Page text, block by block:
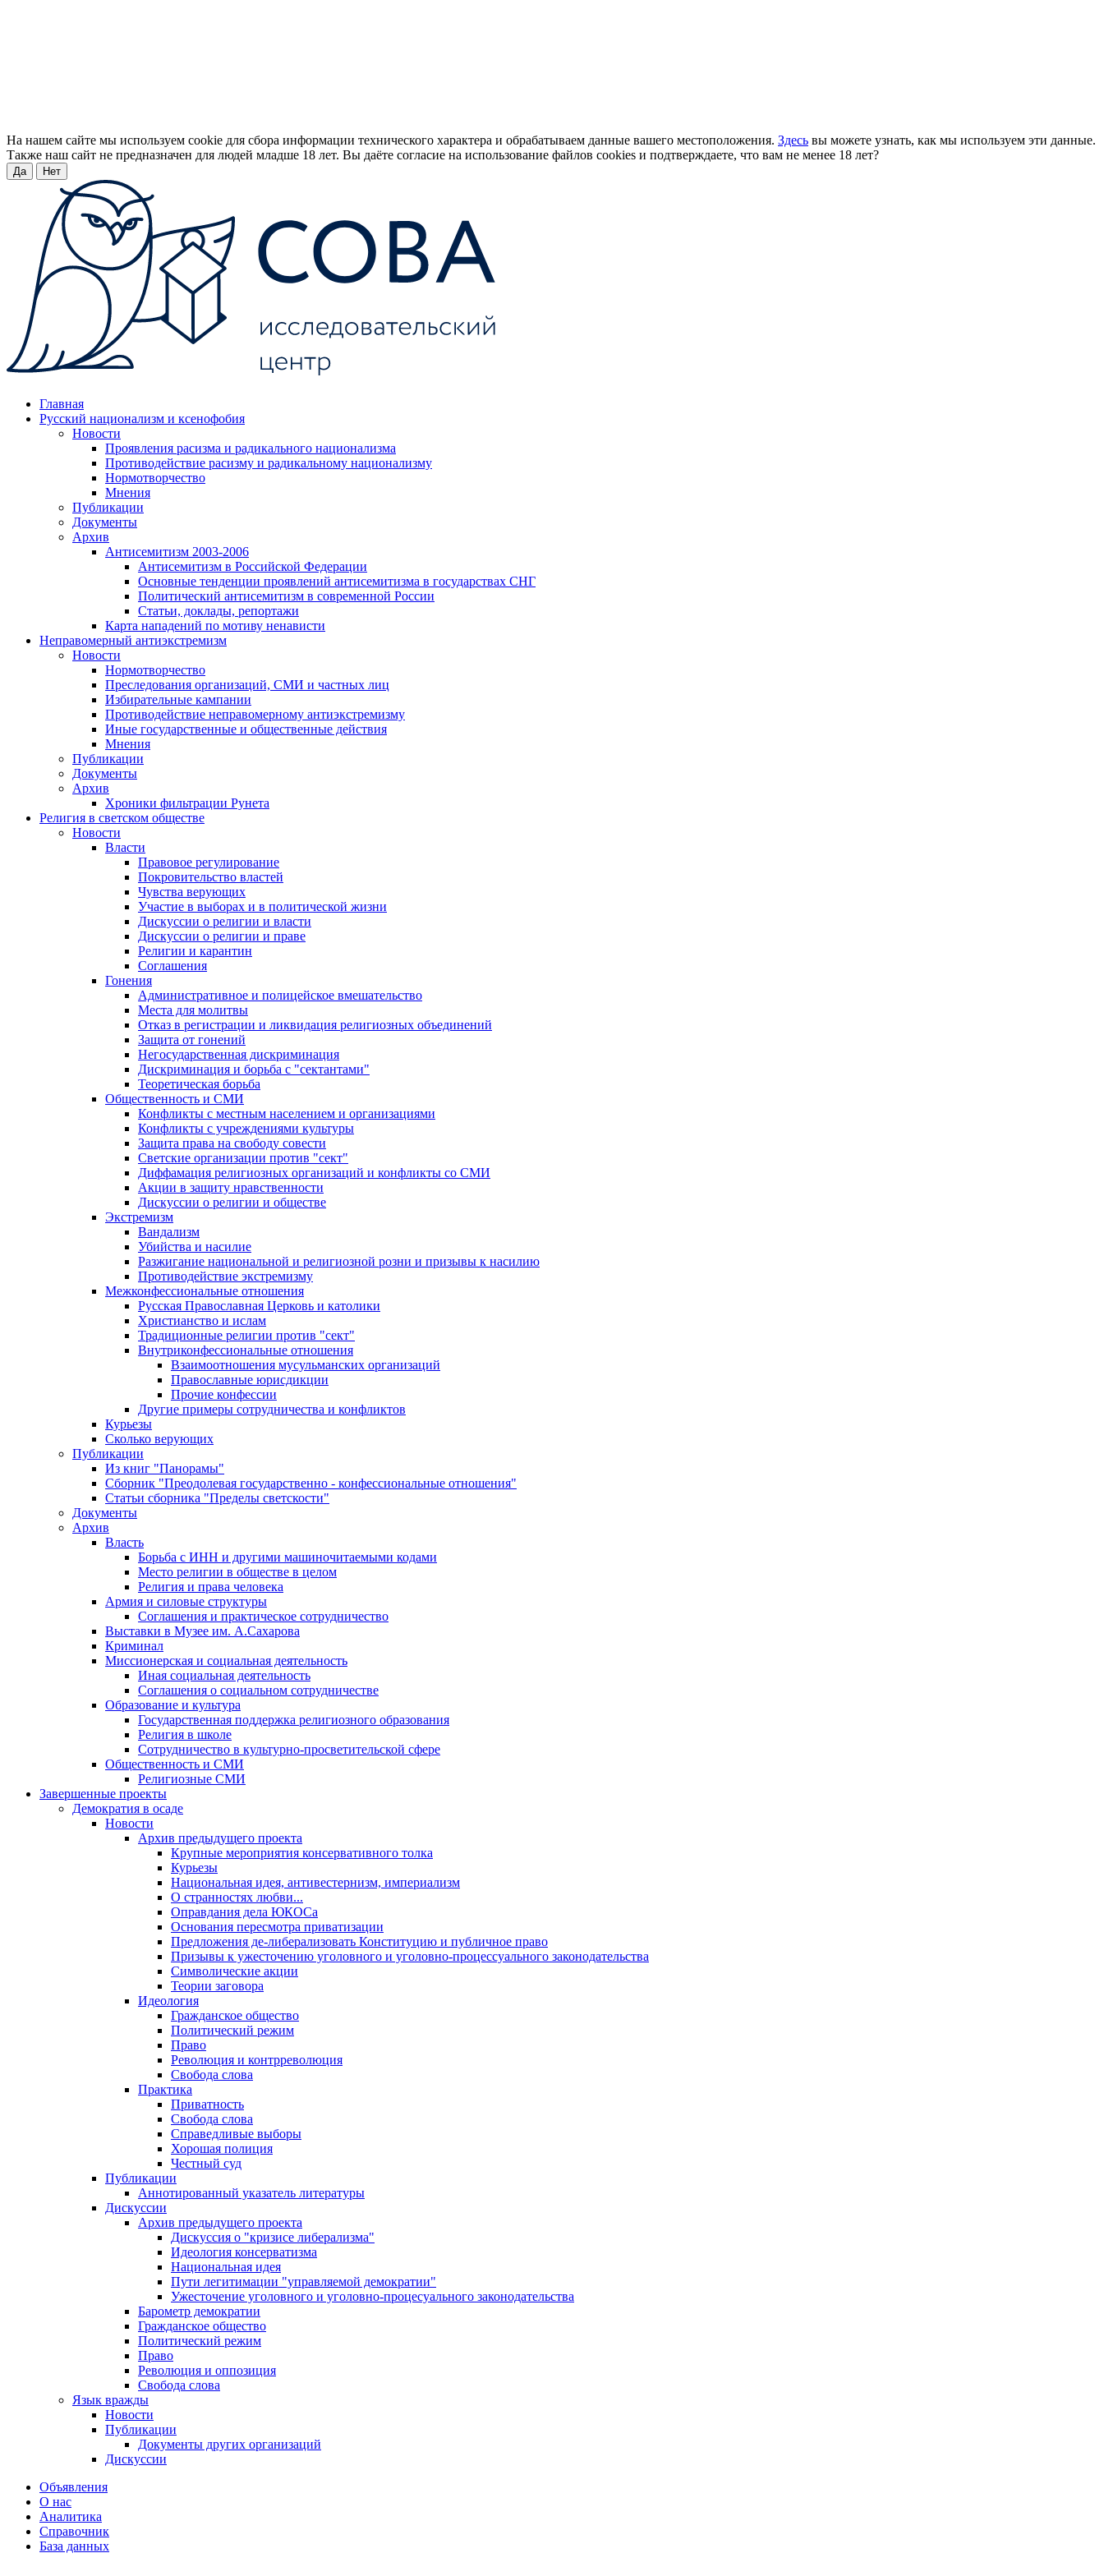
На нашем сайте мы используем cookie для сбора информации технического характера и обрабатываем данные вашего местоположения. Здесь вы можете узнать, как мы используем эти данные.
Также наш сайт не предназначен для людей младше 18 лет. Вы даёте согласие на использование файлов cookies и подтверждаете, что вам не менее 18 лет?
Да Нет
Главная
Русский национализм и ксенофобия
Новости
Проявления расизма и радикального национализма
Противодействие расизму и радикальному национализму
Нормотворчество
Мнения
Публикации
Документы
Архив
Антисемитизм 2003-2006
Антисемитизм в Российской Федерации
Основные тенденции проявлений антисемитизма в государствах СНГ
Политический антисемитизм в современной России
Статьи, доклады, репортажи
Карта нападений по мотиву ненависти
Неправомерный антиэкстремизм
Новости
Нормотворчество
Преследования организаций, СМИ и частных лиц
Избирательные кампании
Противодействие неправомерному антиэкстремизму
Иные государственные и общественные действия
Мнения
Публикации
Документы
Архив
Хроники фильтрации Рунета
Религия в светском обществе
Новости
Власти
Правовое регулирование
Покровительство властей
Чувства верующих
Участие в выборах и в политической жизни
Дискуссии о религии и власти
Дискуссии о религии и праве
Религии и карантин
Соглашения
Гонения
Административное и полицейское вмешательство
Места для молитвы
Отказ в регистрации и ликвидация религиозных объединений
Защита от гонений
Негосударственная дискриминация
Дискриминация и борьба с "сектантами"
Теоретическая борьба
Общественность и СМИ
Конфликты с местным населением и организациями
Конфликты с учреждениями культуры
Защита права на свободу совести
Светские организации против "сект"
Диффамация религиозных организаций и конфликты со СМИ
Акции в защиту нравственности
Дискуссии о религии и обществе
Экстремизм
Вандализм
Убийства и насилие
Разжигание национальной и религиозной розни и призывы к насилию
Противодействие экстремизму
Межконфессиональные отношения
Русская Православная Церковь и католики
Христианство и ислам
Традиционные религии против "сект"
Внутриконфессиональные отношения
Взаимоотношения мусульманских организаций
Православные юрисдикции
Прочие конфессии
Другие примеры сотрудничества и конфликтов
Курьезы
Сколько верующих
Публикации
Из книг "Панорамы"
Сборник "Преодолевая государственно - конфессиональные отношения"
Статьи сборника "Пределы светскости"
Документы
Архив
Власть
Борьба с ИНН и другими машиночитаемыми кодами
Место религии в обществе в целом
Религия и права человека
Армия и силовые структуры
Соглашения и практическое сотрудничество
Выставки в Музее им. А.Сахарова
Криминал
Миссионерская и социальная деятельность
Иная социальная деятельность
Соглашения о социальном сотрудничестве
Образование и культура
Государственная поддержка религиозного образования
Религия в школе
Сотрудничество в культурно-просветительской сфере
Общественность и СМИ
Религиозные СМИ
Завершенные проекты
Демократия в осаде
Новости
Архив предыдущего проекта
Крупные мероприятия консервативного толка
Курьезы
Национальная идея, антивестернизм, империализм
О странностях любви...
Оправдания дела ЮКОСа
Основания пересмотра приватизации
Предложения де-либерализовать Конституцию и публичное право
Призывы к ужесточению уголовного и уголовно-процессуального законодательства
Символические акции
Теории заговора
Идеология
Гражданское общество
Политический режим
Право
Революция и контрреволюция
Свобода слова
Практика
Приватность
Свобода слова
Справедливые выборы
Хорошая полиция
Честный суд
Публикации
Аннотированный указатель литературы
Дискуссии
Архив предыдущего проекта
Дискуссия о "кризисе либерализма"
Идеология консерватизма
Национальная идея
Пути легитимации "управляемой демократии"
Ужесточение уголовного и уголовно-процесуального законодательства
Барометр демократии
Гражданское общество
Политический режим
Право
Революция и оппозиция
Свобода слова
Язык вражды
Новости
Публикации
Документы других организаций
Дискуссии
Объявления
О нас
Аналитика
Справочник
База данных